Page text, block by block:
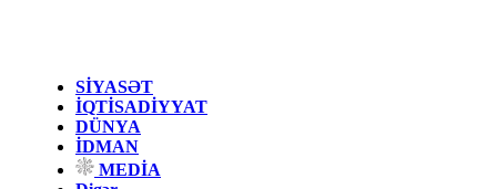
SİYASƏT
İQTİSADİYYAT
DÜNYA
İDMAN
MEDİA